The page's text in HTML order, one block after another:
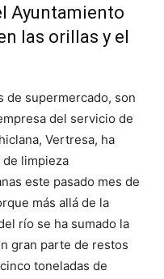
Ayuntamiento
las orillas y el
de supermercado, son
del servicio de
Vertresa, ha
de limpieza
este pasado mes de
más allá de la
río se ha sumado la
gran parte de restos
toneladas de